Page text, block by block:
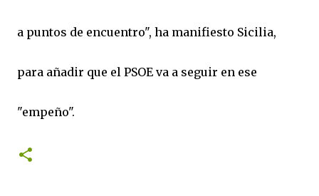
a puntos de encuentro", ha manifiesto Sicilia,
para añadir que el PSOE va a seguir en ese
"empeño".